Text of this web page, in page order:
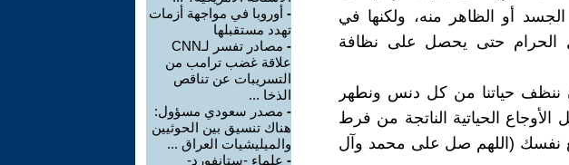
أو الظاهر منه، ولكنها في
الحرام حتى يحصل على نظافة
ننظف حياتنا من كل دنس ونطهر
الأوجاع الحياتية الناتجة من فرط
مع نفسك (اللهم صل على محمد وآل
- أوروبا في مواجهة أزمات
تهدد مستقبلها
-
مصادر تفسر لـCNN
علاقة غضب ترامب من
التسريبات عن تناقص
الذخا ...
- مصدر سعودي مسؤول:
هناك تنسيق بين الحوثيين
والميليشيات العراق ...
- علماء -ستانفورد-